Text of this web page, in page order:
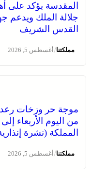
المقدسة يؤكد على
جلالة الملك ويدعم
القدس الشريف
مملكتنا/أغسطس 5, 2026
موجة حر وزخات
من اليوم الأربعاء
المملكة (نشرة
مملكتنا/أغسطس 5, 2026